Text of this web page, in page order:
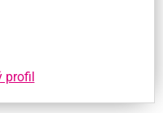
profil